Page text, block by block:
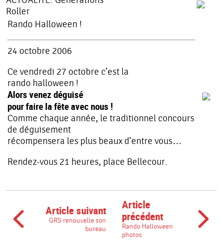
Roller
Rando Halloween !
24 octobre 2006
Ce vendredi 27 octobre c’est la
rando halloween !
Alors venez déguisé
pour faire la fête avec nous !
Comme chaque année, le traditionnel concours
de déguisement
récompensera les plus beaux d’entre vous…
Rendez-vous 21 heures, place Bellecour.
Article suivant
GRS renouvelle son
bureau
Article
précédent
Rando Halloween
photos